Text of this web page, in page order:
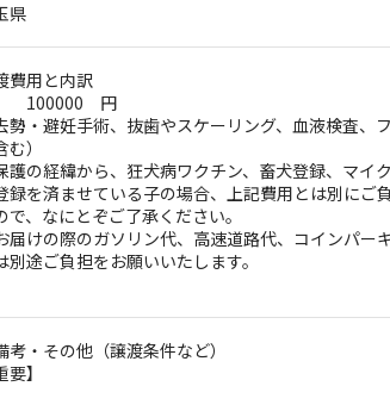
県
費用と内訳
円
去勢・避妊手術、抜歯やスケーリング、血液検査、
む）
護の経緯から、狂犬病ワクチン、畜犬登録、マイ
録を済ませている子の場合、上記費用とは別にご
で、なにとぞご了承ください。
届けの際のガソリン代、高速道路代、コインパー
別途ご負担をお願いいたします。
・その他（譲渡条件など）
要】